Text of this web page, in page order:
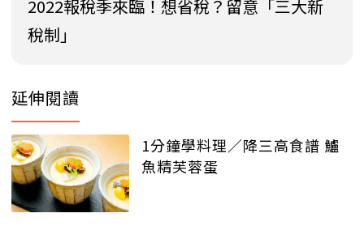
2022報稅季來臨！想省稅？留意「三大新
稅制」
延伸閱讀
1分鐘學料理／降三高食譜 鱸
魚精芙蓉蛋